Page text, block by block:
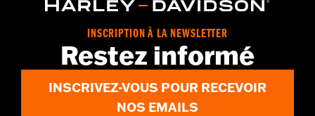
INSCRIPTION À LA NEWSLETTER
Restez informé
INSCRIVEZ-VOUS POUR RECEVOIR
NOS EMAILS